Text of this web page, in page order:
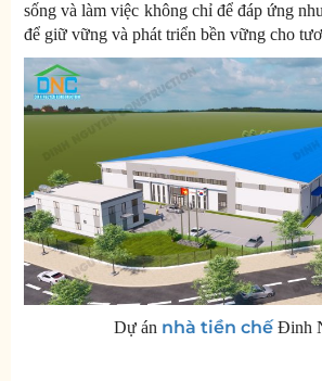
sống và làm việc không chỉ để đáp ứng
để giữ vững và phát triển bền vững cho
Dự án nhà tiền chế Đinh